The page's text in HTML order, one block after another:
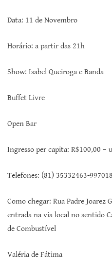
Data: 11 de Novembro
Horário: a partir das 21h
Show: Isabel Queiroga e Banda
Buffet Livre
Open Bar
Ingresso per capita: R$100,00 –
Telefones: (81) 35332463-
Como chegar: Rua Padre Joarez
entrada na via local no sentido
de Combustível
Valéria de Fátima